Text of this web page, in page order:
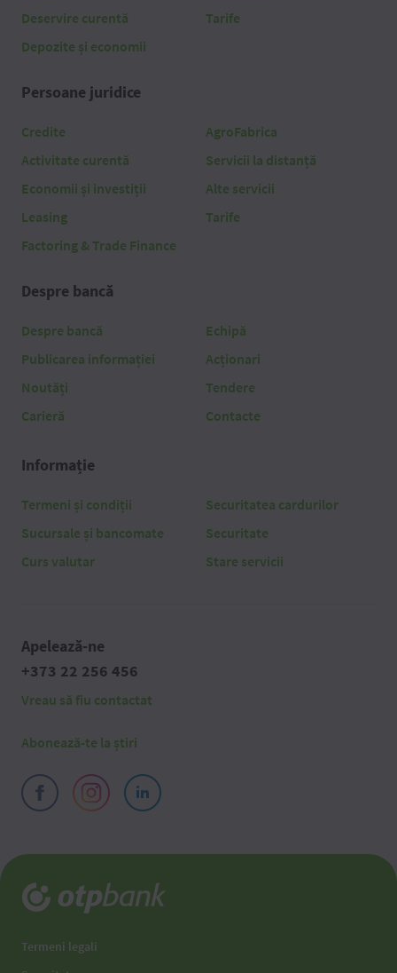
Deservire curentă
Depozite și economii
Tarife
Persoane juridice
Credite
Activitate curentă
Economii și investiții
Leasing
Factoring & Trade Finance
AgroFabrica
Servicii la distanță
Alte servicii
Tarife
Despre bancă
Despre bancă
Publicarea informației
Noutăți
Carieră
Echipă
Acționari
Tendere
Contacte
Informație
Termeni și condiții
Sucursale și bancomate
Curs valutar
Securitatea cardurilor
Securitate
Stare servicii
Apelează-ne
+373 22 256 456
Vreau să fiu contactat
Abonează-te la știri
Termeni legali